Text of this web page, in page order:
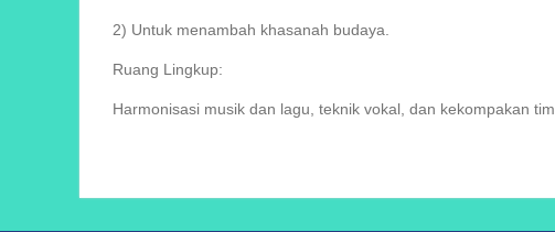
2) Untuk menambah khasanah budaya.
Ruang Lingkup:
Harmonisasi musik dan lagu, teknik vokal, dan kekompakan tim.